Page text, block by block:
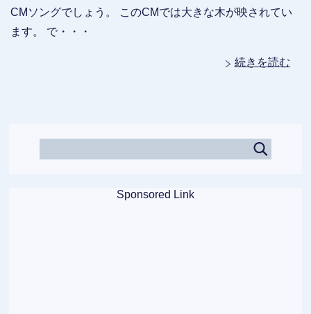
CMソングでしょう。 このCMでは大きな木が映されてい
ます。 で・・・
続きを読む
Sponsored Link